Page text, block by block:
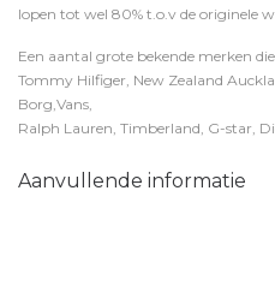
lopen tot wel 80% t.o.v de originele
Een aantal grote bekende merken
Tommy Hilfiger, New Zealand
Borg,Vans,
Ralph Lauren, Timberland, G-star,
Aanvullende informatie